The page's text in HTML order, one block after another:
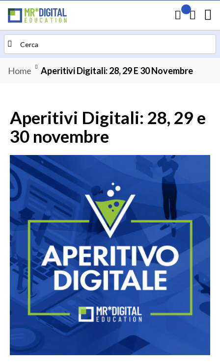
Carrello
Il mio
Search
Home Aperitivi Digitali: 28, 29 E 30 Novembre
Aperitivi Digitali: 28, 29 e
30 novembre